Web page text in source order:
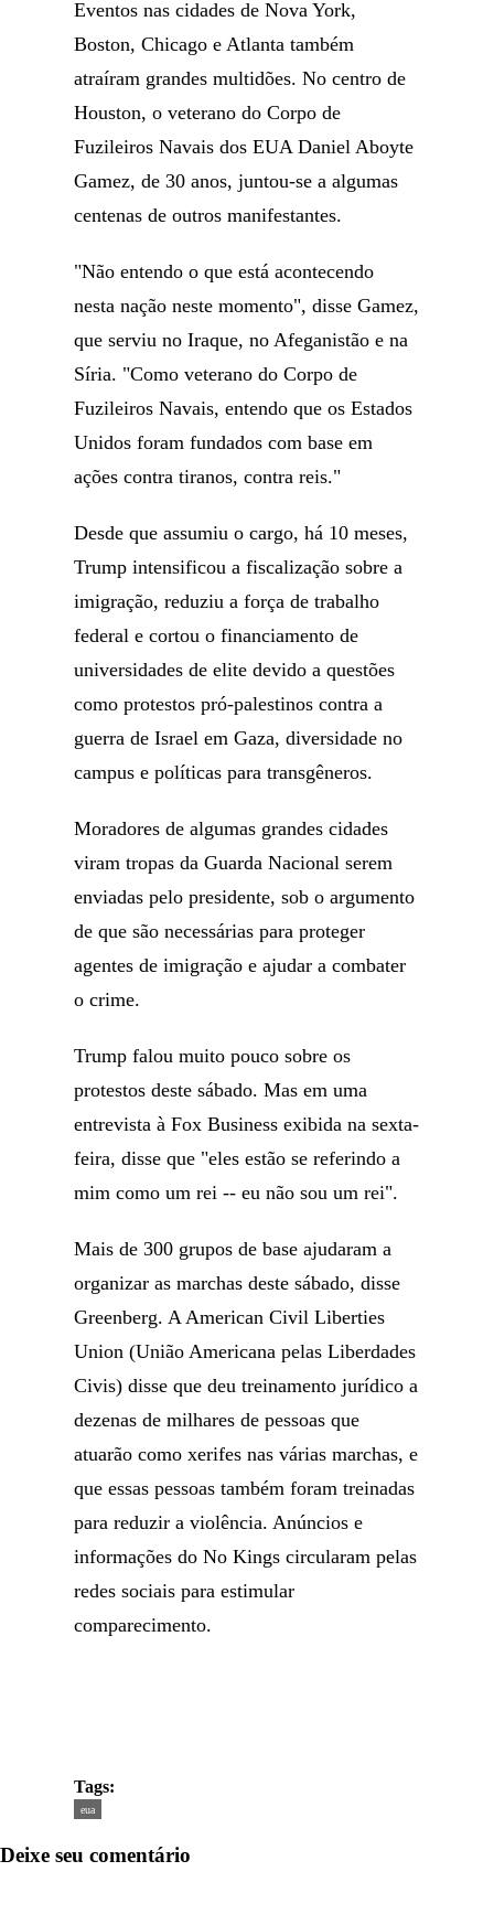
Eventos nas cidades de Nova York,
Boston, Chicago e Atlanta também
atraíram grandes multidões. No centro de
Houston, o veterano do Corpo de
Fuzileiros Navais dos EUA Daniel Aboyte
Gamez, de 30 anos, juntou-se a algumas
centenas de outros manifestantes.
"Não entendo o que está acontecendo
nesta nação neste momento", disse Gamez,
que serviu no Iraque, no Afeganistão e na
Síria. "Como veterano do Corpo de
Fuzileiros Navais, entendo que os Estados
Unidos foram fundados com base em
ações contra tiranos, contra reis."
Desde que assumiu o cargo, há 10 meses,
Trump intensificou a fiscalização sobre a
imigração, reduziu a força de trabalho
federal e cortou o financiamento de
universidades de elite devido a questões
como protestos pró-palestinos contra a
guerra de Israel em Gaza, diversidade no
campus e políticas para transgêneros.
Moradores de algumas grandes cidades
viram tropas da Guarda Nacional serem
enviadas pelo presidente, sob o argumento
de que são necessárias para proteger
agentes de imigração e ajudar a combater
o crime.
Trump falou muito pouco sobre os
protestos deste sábado. Mas em uma
entrevista à Fox Business exibida na sexta-
feira, disse que "eles estão se referindo a
mim como um rei -- eu não sou um rei".
Mais de 300 grupos de base ajudaram a
organizar as marchas deste sábado, disse
Greenberg. A American Civil Liberties
Union (União Americana pelas Liberdades
Civis) disse que deu treinamento jurídico a
dezenas de milhares de pessoas que
atuarão como xerifes nas várias marchas, e
que essas pessoas também foram treinadas
para reduzir a violência. Anúncios e
informações do No Kings circularam pelas
redes sociais para estimular
comparecimento.
Tags:
eua
Deixe seu comentário